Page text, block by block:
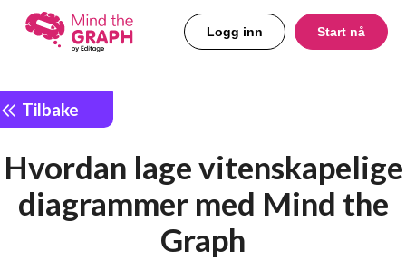
Logg inn Start nå
Tilbake
Hvordan lage vitenskapelige
diagrammer med Mind the
Graph